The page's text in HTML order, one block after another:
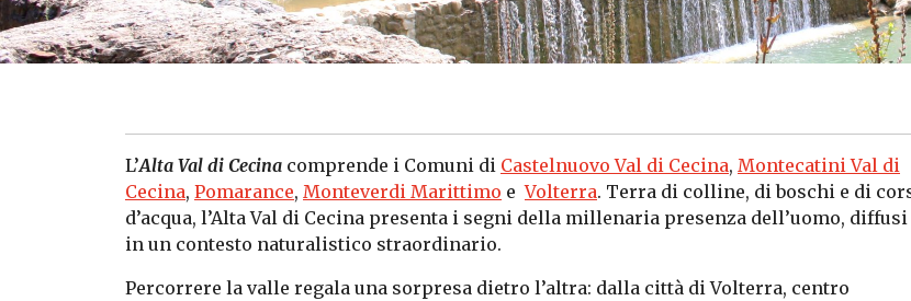
L’Alta Val di Cecina comprende i Comuni di Castelnuovo Val di Cecina, Montecatini Val di
Cecina, Pomarance, Monteverdi Marittimo eVolterra. Terra di colline, di boschi e di
d’acqua, l’Alta Val di Cecina presenta i segni della millenaria presenza dell’uomo, diffusi
in un contesto naturalistico straordinario.
Percorrere la valle regala una sorpresa dietro l’altra: dalla città di Volterra, centro